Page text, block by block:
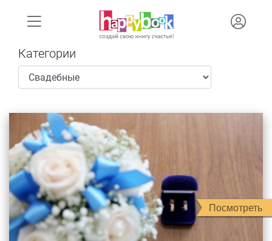
Категории
Посмотреть